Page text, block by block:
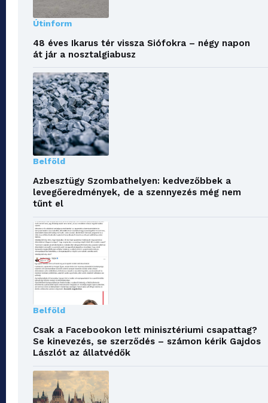
Útinform
48 éves Ikarus tér vissza Siófokra – négy napon
át jár a nosztalgiabusz
Belföld
Azbesztügy Szombathelyen: kedvezőbbek a
levegőeredmények, de a szennyezés még nem
tűnt el
Belföld
Csak a Facebookon lett minisztériumi csapattag?
Se kinevezés, se szerződés – számon kérik Gajdos
Lászlót az állatvédők